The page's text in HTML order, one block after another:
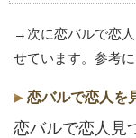
→次に恋バルで恋
せています。参考に
恋バルで恋人を
恋バルで恋人見